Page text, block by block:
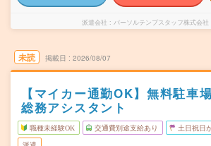
派遣会社 パーソルテンプスタッフ株式会
未読 掲載日 2026/08/07
【マイカー通勤OK】無料駐車
総務アシスタント
職種未経験OK 交通費別途支給あり 土日祝日
派遣